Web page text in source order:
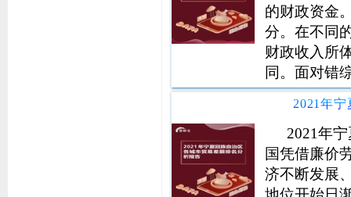
的财政资金
分。在不同
财政收入所
同。面对错
务，在以习
深入贯彻落
调，按照高
2021年
国凭借廉价
济不断发展